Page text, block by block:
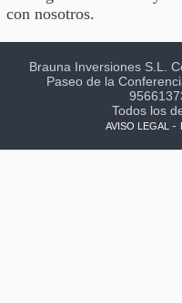
con nosotros.
Brauna Inversiones S.L.
Paseo de la
Todos los
AVISO LEGAL -